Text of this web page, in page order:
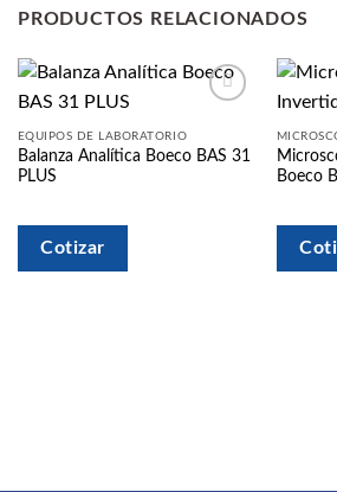
PRODUCTOS RELACIONADOS
lista
EQUIPOS DE LABORATORIO
Balanza Analítica Boeco BAS 31
PLUS
Cotizar
Boeco